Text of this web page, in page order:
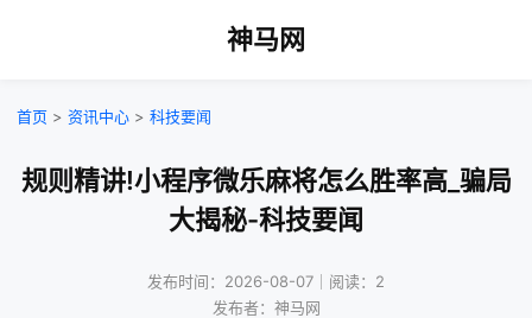
神马网
首页 > 资讯中心 > 科技要闻
规则精讲!小程序微乐麻将怎么胜率高_骗局
大揭秘-科技要闻
发布时间：2026-08-07｜阅读：2
发布者：神马网